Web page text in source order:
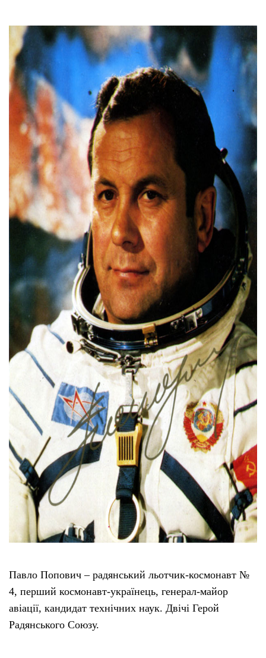
Павло Попович – радянський льотчик-космонавт №
4, перший космонавт-українець, генерал-майор
авіації, кандидат технічних наук. Двічі Герой
Радянського Союзу.